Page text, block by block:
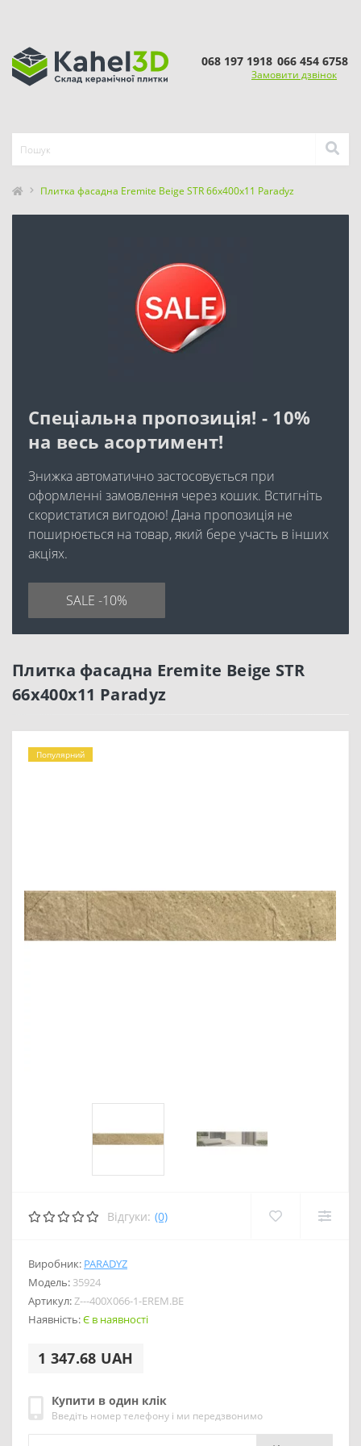
068 197 1918 066 454 6758
Замовити дзвінок
Плитка фасадна Eremite Beige STR 66x400x11 Paradyz
Спеціальна пропозиція! - 10%
на весь асортимент!
Знижка автоматично застосовується при
оформленні замовлення через кошик. Встигніть
скористатися вигодою! Дана пропозиція не
поширюється на товар, який бере участь в інших
акціях.
SALE -10%
Плитка фасадна Eremite Beige STR
66x400x11 Paradyz
Популярний
Відгуки: (0)
Виробник: PARADYZ
Модель: 35924
Артикул:Z---400X066-1-EREM.BE
Наявність:Є в наявності
1 347.68 UAH
Купити в один клік
Введіть номер телефону і ми передзвонимо